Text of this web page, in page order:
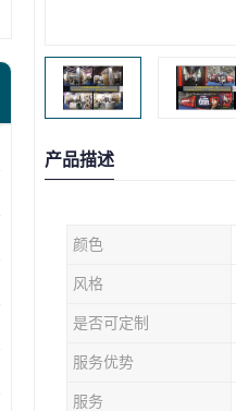
产品描述
颜色
风格
是否可定制
服务优势
服务